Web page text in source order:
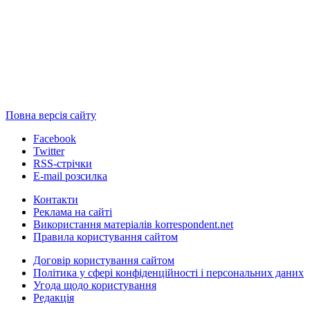
Повна версія сайту
Facebook
Twitter
RSS-стрічки
E-mail розсилка
Контакти
Реклама на сайті
Використання матеріалів korrespondent.net
Правила користування сайтом
Договір користування сайтом
Політика у сфері конфіденційності і персональних даних
Угода щодо користування
Редакція